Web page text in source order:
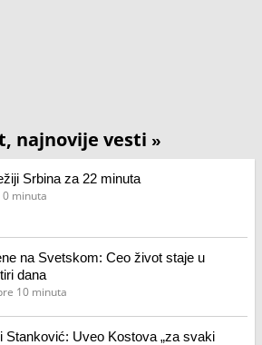
najnovije vesti »
Srbina za 22 minuta
0 minuta
na Svetskom: Ceo život staje u
dana
10 minuta
Stanković: Uveo Kostova „za svaki